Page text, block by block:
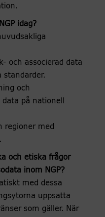
idag?
och associerad data
standarder.
och
på nationell
regioner med
och etiska frågor
inom NGP?
med dessa
uppsatta
som gäller. När